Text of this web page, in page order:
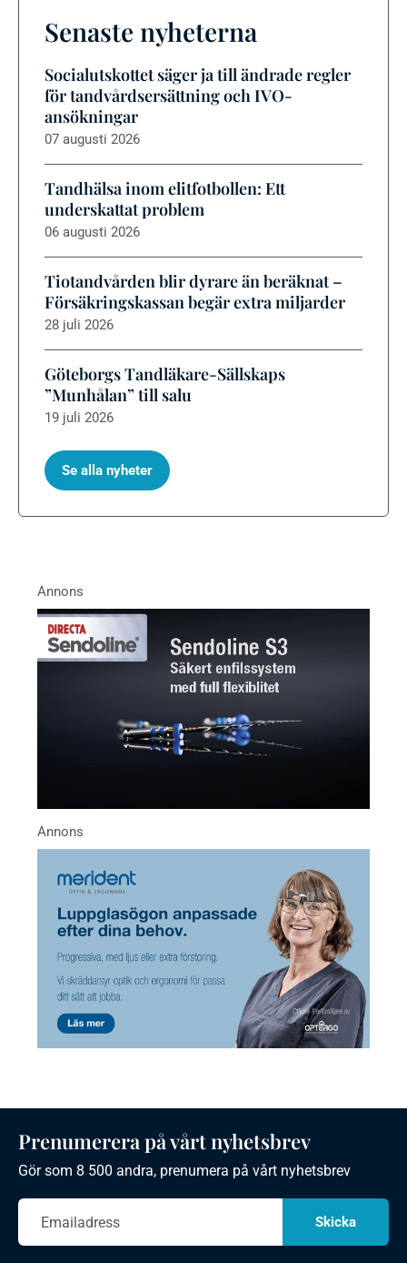
Senaste nyheterna
Socialutskottet säger ja till ändrade regler
för tandvårdsersättning och IVO-
ansökningar
07 augusti 2026
Tandhälsa inom elitfotbollen: Ett
underskattat problem
06 augusti 2026
Tiotandvården blir dyrare än beräknat –
Försäkringskassan begär extra miljarder
28 juli 2026
Göteborgs Tandläkare-Sällskaps
”Munhålan” till salu
19 juli 2026
Se alla nyheter
Prenumerera på vårt nyhetsbrev
Gör som 8 500 andra, prenumera på vårt nyhetsbrev